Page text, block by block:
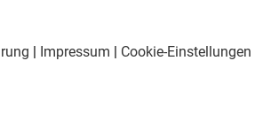
| Impressum | Cookie-Einstellungen